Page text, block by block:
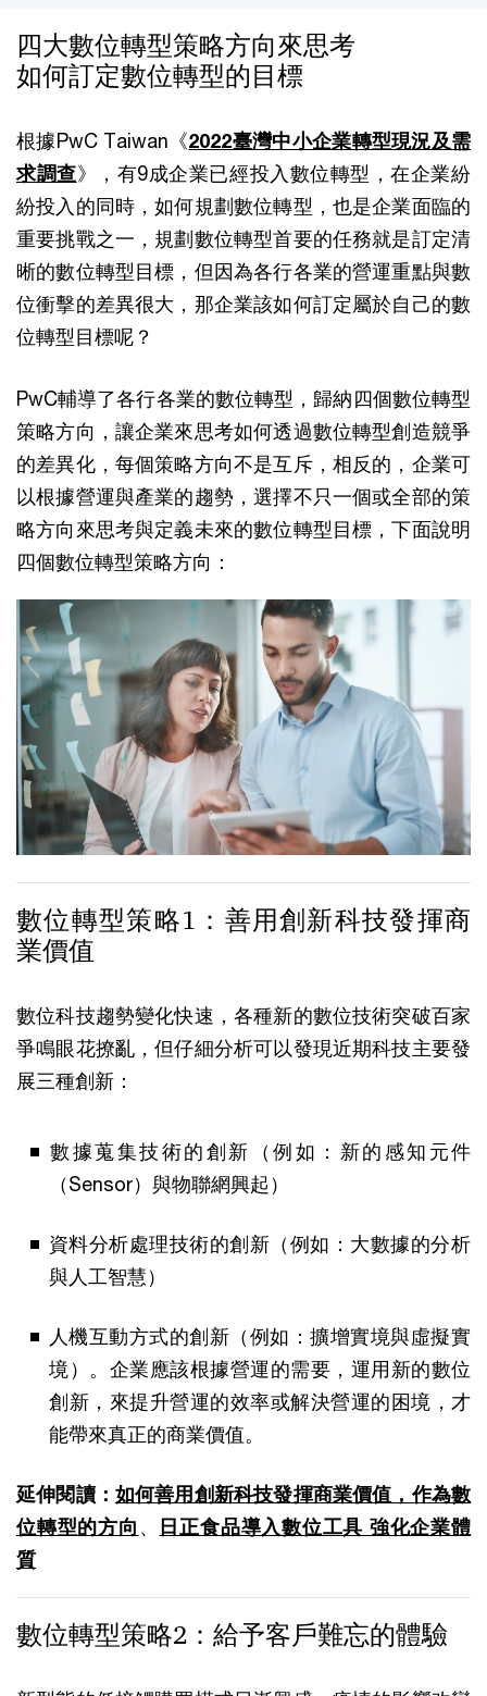
四大數位轉型策略方向來思考
如何訂定數位轉型的目標
根據PwC Taiwan《2022臺灣中小企業轉型現況及需
求調查》，有9成企業已經投入數位轉型，在企業紛
紛投入的同時，如何規劃數位轉型，也是企業面臨的
重要挑戰之一，規劃數位轉型首要的任務就是訂定清
晰的數位轉型目標，但因為各行各業的營運重點與數
位衝擊的差異很大，那企業該如何訂定屬於自己的數
位轉型目標呢？
PwC輔導了各行各業的數位轉型，歸納四個數位轉型
策略方向，讓企業來思考如何透過數位轉型創造競爭
的差異化，每個策略方向不是互斥，相反的，企業可
以根據營運與產業的趨勢，選擇不只一個或全部的策
略方向來思考與定義未來的數位轉型目標，下面說明
四個數位轉型策略方向：
數位轉型策略1：善用創新科技發揮商
業價值
數位科技趨勢變化快速，各種新的數位技術突破百家
爭鳴眼花撩亂，但仔細分析可以發現近期科技主要發
展三種創新：
數據蒐集技術的創新（例如：新的感知元件
（Sensor）與物聯網興起）
資料分析處理技術的創新（例如：大數據的分析
與人工智慧）
人機互動方式的創新（例如：擴增實境與虛擬實
境）。企業應該根據營運的需要，運用新的數位
創新，來提升營運的效率或解決營運的困境，才
能帶來真正的商業價值。
延伸閱讀： 如何善用創新科技發揮商業價值，作為數
位轉型的方向 、
日正食品導入數位工具 強化企業體
質
數位轉型策略2：給予客戶難忘的體驗